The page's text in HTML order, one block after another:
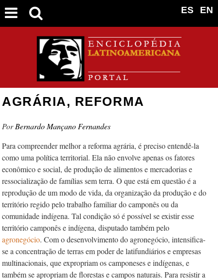
EN
ES
AGRÁRIA, REFORMA
Bernardo Mançano Fernandes
Para compreender melhor a reforma agrária, é preciso entendê-la
como uma política territorial. Ela não envolve apenas os fatores
econômico e social, de produção de alimentos e mercadorias e
ressocialização de famílias sem terra. O que está em questão é a
reprodução de um modo de vida, da organização da produção e do
território regido pelo trabalho familiar do camponês ou da
comunidade indígena. Tal condição só é possível se existir esse
território camponês e indígena, disputado também pelo
agronegócio. Com o desenvolvimento do agronegócio, intensifica-
se a concentração de terras em poder de latifundiários e empresas
multinacionais, que expropriam os camponeses e indígenas, e
também se apropriam de florestas e campos naturais. Para resistir a